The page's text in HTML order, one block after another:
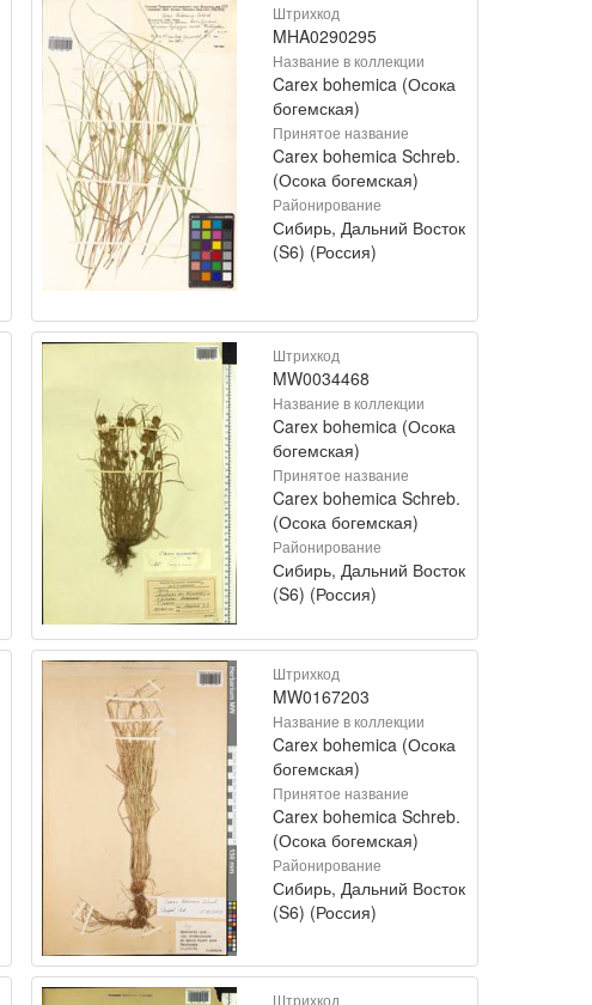
Штрихкод
MHA0290295
Название в коллекции
Carex bohemica (Осока
богемская)
Принятое название
Carex bohemica Schreb.
(Осока богемская)
Районирование
Сибирь, Дальний Восток
(S6) (Россия)
Штрихкод
MW0034468
Название в коллекции
Carex bohemica (Осока
богемская)
Принятое название
Carex bohemica Schreb.
(Осока богемская)
Районирование
Сибирь, Дальний Восток
(S6) (Россия)
Штрихкод
MW0167203
Название в коллекции
Carex bohemica (Осока
богемская)
Принятое название
Carex bohemica Schreb.
(Осока богемская)
Районирование
Сибирь, Дальний Восток
(S6) (Россия)
Штрихкод